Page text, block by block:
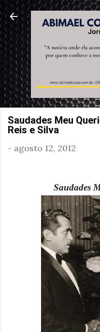
Pular para o
Saudades Meu
Reis e Silva
- agosto 12, 2012
Saudades